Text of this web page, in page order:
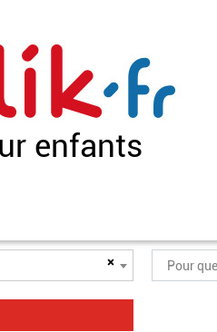
enfants
×